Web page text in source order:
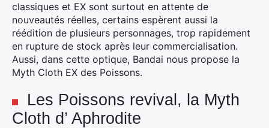
classiques et EX sont surtout en attente de
nouveautés réelles, certains espèrent aussi la
réédition de plusieurs personnages, trop rapidement
en rupture de stock après leur commercialisation.
Aussi, dans cette optique, Bandai nous propose la
Myth Cloth EX des Poissons.
Les Poissons revival, la Myth
Cloth d’ Aphrodite